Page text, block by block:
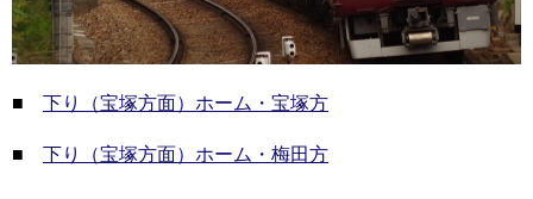
■ 下り（宝塚方面）ホーム・宝塚方
■ 下り（宝塚方面）ホーム・梅田方